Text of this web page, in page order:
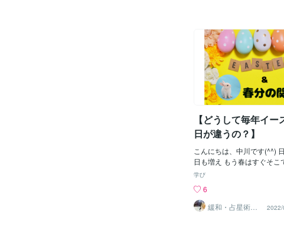
ットしなくなった古い価値
「あの時は辛かったね」と
感情を受け入れることが、
0%発揮するための第一歩に
月の日は、ジャーナリング
を紙に書く）がおすすめ。
とで、頭の中のモヤモヤが
当に手放すべきものが見え
らに今回の新月では、愛の
運の星・木星が90度
京）で最も印象的なのは、
陽・土星・海王星が重なり
マが強く出ています。今年
としても「外側の華やかさ
の真実」を見つめる流れに
うに感じます。外の状況や
されやすい時代だからこそ
ると安心できるか・誰とい
くいられるか・どんな暮ら
かこういった自分の「土台
とがとても大切になってき
のノイズに引っ張られるよ
自分の軸に戻れるか。今年
年になりそうです。そして
の魔王殿（サナトクマラさ
イタルチャートでは、金星
みを支える重要な役割を担
（鞍馬山・奥の院 魔王殿）
【どうして毎年イー
日が違うの？】
こんにちは、中川です(^^)
日も増え もう春はすぐそこ
いえばイースターグッズも
ースター(復活祭)実は毎年同
りません。 では、毎年どの
日程を決めているのかな？
学び
6
緩和・占星術
師 中川
2022/